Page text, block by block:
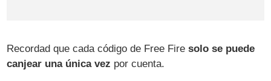
Recordad que cada código de Free Firesolo se puede
canjear una única vez por cuenta.